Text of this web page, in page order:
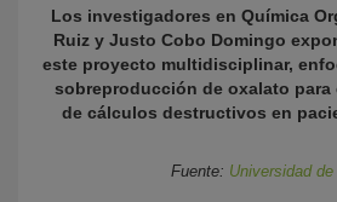
Los investigadores en Química
Ruiz y Justo Cobo Domingo
este proyecto multidisciplinar,
sobreproducción de oxalato para
de cálculos destructivos en
Fuente: Universidad